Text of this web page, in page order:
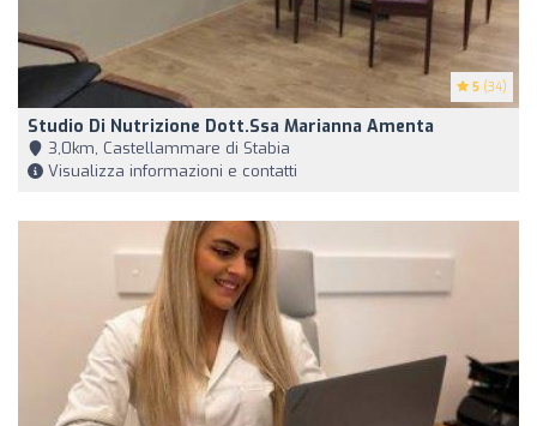
5 (34)
Studio Di Nutrizione Dott.ssa Marianna Amenta
3,0km, Castellammare di Stabia
Visualizza informazioni e contatti